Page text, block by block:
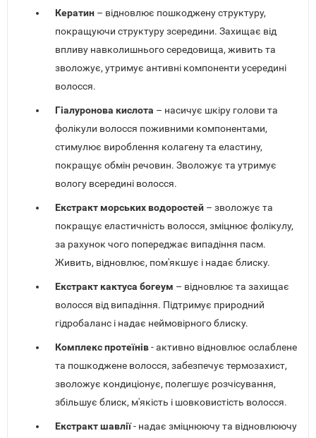
Кератин – відновлює пошкоджену структуру,
покращуючи структуру зсередини. Захищає від
впливу навколишнього середовища, живить та
зволожує, утримує антивні компоненти усередині
волосся.
Гіалуронова кислота – насичує шкіру голови та
фолікули волосся поживними компонентами,
стимулює вироблення колагену та еластину,
покращує обмін речовин. Зволожує та утримує
вологу всередині волосся.
Екстракт морських водоростей – зволожує та
покращує еластичність волосся, зміцнює фолікулу,
за рахунок чого попереджає випадіння пасм.
Живить, відновлює, пом'якшує і надає блиску.
Екстракт кактуса богеум – відновлює та захищає
волосся від випадіння. Підтримує природний
гідробаланс і надає неймовірного блиску.
Комплекс протеїнів- активно відновлює ослаблене
та пошкоджене волосся, забезпечує термозахист,
зволожує кондиціонує, полегшує розчісування,
збільшує блиск, м'якість і шовковистість волосся.
Екстракт шавлії- надає зміцнюючу та відновлюючу